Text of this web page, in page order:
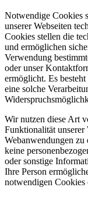
Notwendige Cookies
unserer Webseiten
Cookies stellen die
und ermöglichen
Verwendung
oder unser
ermöglicht. Es
eine solche
Wir nutzen diese Art
Funktionalität unserer
Webanwendungen
keine
oder sonstige
Ihre Person
notwendigen Cookies